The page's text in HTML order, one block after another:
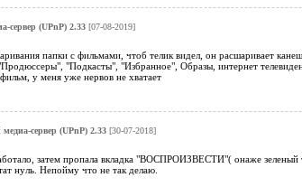
сервер (UPnP) 2.33[07-08-2019]
папки с фильмами, чтоб телик видел, он расшаривает
"Подкасты", "Избранное", Образы, интернет
у меня уже нервов не хватает
сервер (UPnP) 2.33[30-07-2018]
затем пропала вкладка "ВОСПРОИЗВЕСТИ"( онаже
нуль. Непойму что не так делаю.